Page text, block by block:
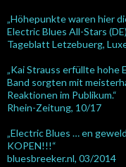
„Höhepunkte waren hier
Electric Blues All-Stars
Tageblatt Letzebuerg,
„Kai Strauss erfüllte hohe
Band sorgten mit
Reaktionen im Publikum.“
Rhein-Zeitung, 10/17
„Electric Blues … en
KOPEN!!!“
bluesbreeker.nl, 03/2014